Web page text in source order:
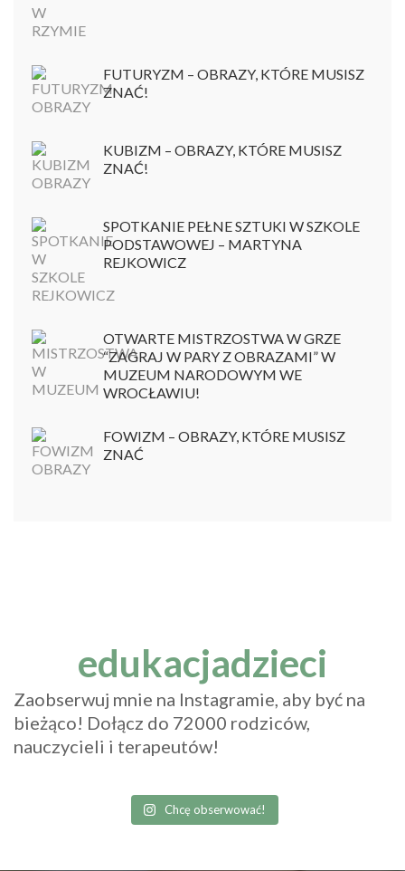
FUTURYZM – OBRAZY, KTÓRE MUSISZ
ZNAĆ!
KUBIZM – OBRAZY, KTÓRE MUSISZ
ZNAĆ!
SPOTKANIE PEŁNE SZTUKI W SZKOLE
PODSTAWOWEJ – MARTYNA
REJKOWICZ
OTWARTE MISTRZOSTWA W GRZE
“ZAGRAJ W PARY Z OBRAZAMI” W
MUZEUM NARODOWYM WE
WROCŁAWIU!
FOWIZM – OBRAZY, KTÓRE MUSISZ
ZNAĆ
edukacjadzieci
Zaobserwuj mnie na Instagramie, aby być na
bieżąco! Dołącz do 72000 rodziców,
nauczycieli i terapeutów!
Chcę obserwować!